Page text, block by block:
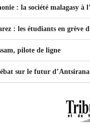
: la société malagasy à
: les étudiants en grève
pilote de ligne
sur le futur